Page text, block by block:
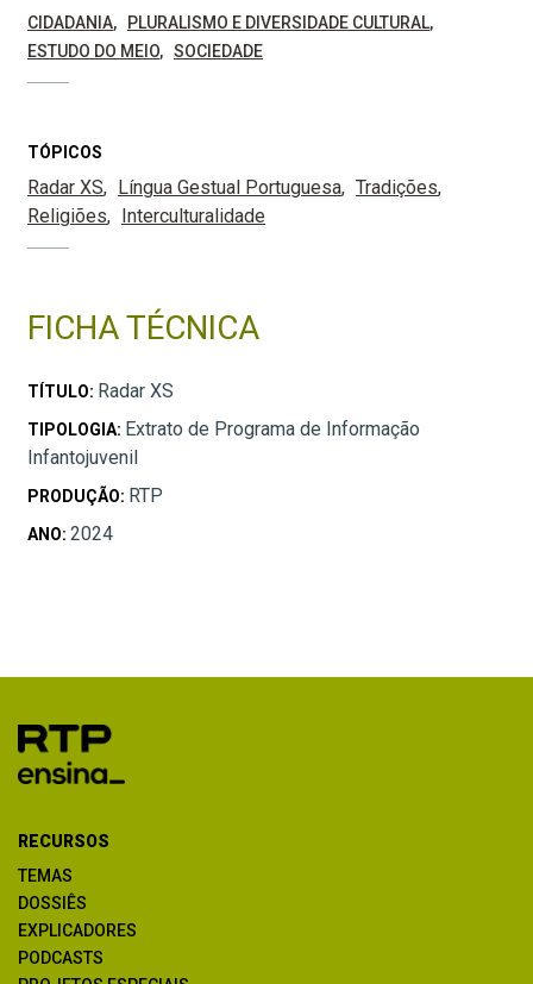
CIDADANIA
PLURALISMO E DIVERSIDADE CULTURAL
ESTUDO DO MEIO
SOCIEDADE
TÓPICOS
Radar XS Língua Gestual Portuguesa
Tradições
Religiões
Interculturalidade
FICHA TÉCNICA
TÍTULO: Radar XS
TIPOLOGIA: Extrato de Programa de Informação
Infantojuvenil
PRODUÇÃO: RTP
ANO: 2024
RECURSOS
TEMAS
DOSSIÊS
EXPLICADORES
PODCASTS